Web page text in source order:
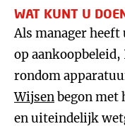
WAT KUNT U
Als manager
op
rondom
Wijsenbegon met
en uiteindelijk